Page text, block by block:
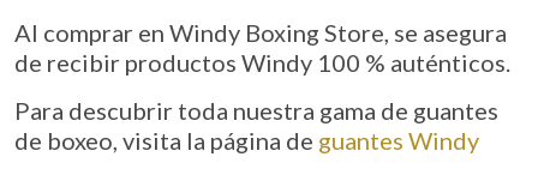
Al comprar en Windy Boxing Store, se asegura
de recibir productos Windy 100 % auténticos.
Para descubrir toda nuestra gama de guantes
de boxeo, visita la página de guantes Windy